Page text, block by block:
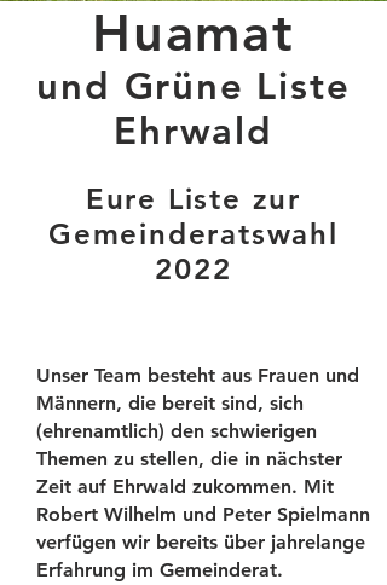
Huamat
und Grüne Liste
Ehrwald
Eure Liste zur
Gemeinderatswahl
2022
Unser Team besteht aus Frauen und
Männern, die bereit sind, sich
(ehrenamtlich) den schwierigen
Themen zu stellen, die in nächster
Zeit auf Ehrwald zukommen. Mit
Robert Wilhelm und Peter Spielmann
verfügen wir bereits über jahrelange
Erfahrung im Gemeinderat.